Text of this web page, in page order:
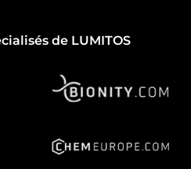
de LUMITOS